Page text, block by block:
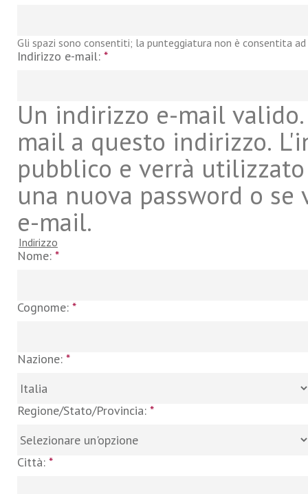
Gli spazi sono consentiti; la punteggiatura non è consentita
Indirizzo e-mail: *
Un indirizzo e-mail
mail a questo indirizzo.
pubblico e verrà
una nuova password o
e-mail.
Indirizzo
Nome: *
Cognome: *
Nazione: *
Regione/Stato/Provincia: *
Città: *